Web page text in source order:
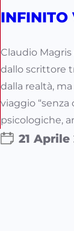
INFINITO
Claudio Magris
dallo scrittore
dalla realtà,
viaggio
psicologiche,
21 Aprile